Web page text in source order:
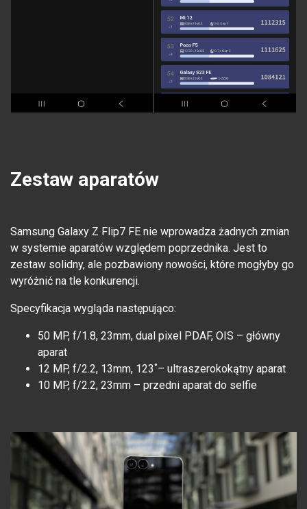
Zestaw aparatów
Samsung Galaxy Z Flip7 FE nie wprowadza żadnych zmian
w systemie aparatów względem poprzednika. Jest to
zestaw solidny, ale pozbawiony nowości, które mogłyby go
wyróżnić na tle konkurencji.
Specyfikacja wygląda następująco:
50 MP, f/1.8, 23mm, dual pixel PDAF, OIS – główny
aparat
12 MP, f/2.2, 13mm, 123˚– ultraszerokokątny aparat
10 MP, f/2.2, 23mm – przedni aparat do selfie